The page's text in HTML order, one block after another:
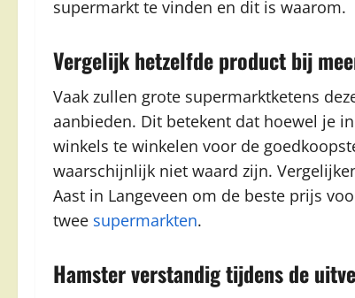
supermarkt te vinden en dit is waarom.
Vergelijk hetzelfde product bij
Vaak zullen grote supermarktketens
aanbieden. Dit betekent dat hoewel je
winkels te winkelen voor de
waarschijnlijk niet waard zijn.
Aast in Langeveen om de beste prijs
twee supermarkten.
Hamster verstandig tijdens de